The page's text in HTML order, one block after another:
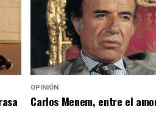
OPINIÓN
Carlos Menem, entre el